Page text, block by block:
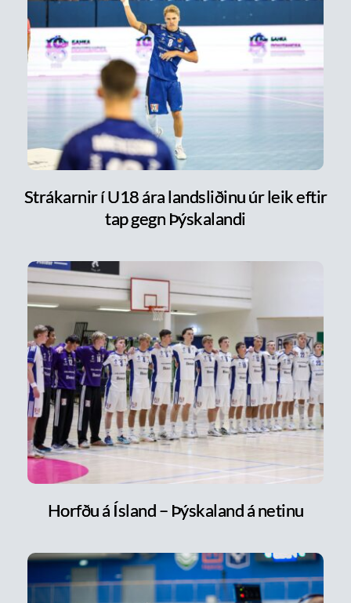
Strákarnir í U18 ára landsliðinu úr leik eftir
tap gegn Þýskalandi
Horfðu á Ísland – Þýskaland á netinu